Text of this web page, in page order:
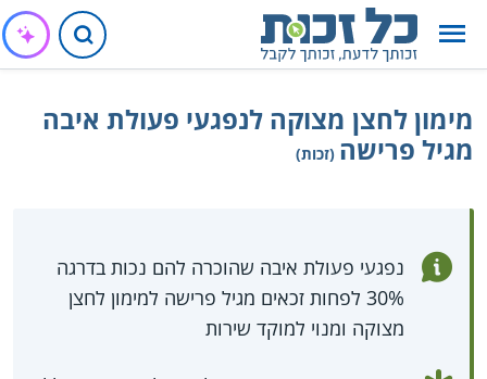
מימון לחצן מצוקה לנפגעי פעולת איבה
מגיל פרישה (זכות)
נפגעי פעולת איבה שהוכרה להם נכות בדרגה
30% לפחות זכאים מגיל פרישה למימון לחצן
מצוקה ומנוי למוקד שירות